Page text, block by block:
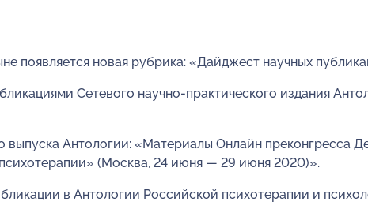
появляется новая рубрика: «Дайджест научных
Сетевого научно-практического издания
Антологии: «Материалы Онлайн преконгресса
(Москва, 24 июня — 29 июня 2020)».
в Антологии Российской психотерапии и